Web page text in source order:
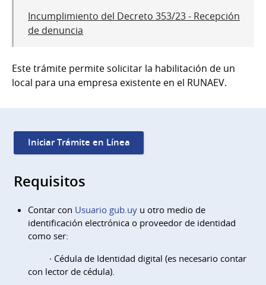
Incumplimiento del Decreto 353/23 - Recepción
de denuncia
Este trámite permite solicitar la habilitación de un
local para una empresa existente en el RUNAEV.
Iniciar Trámite en Línea
Requisitos
Contar con Usuario gub.uyu otro medio de
identificación electrónica o proveedor de identidad
como ser:
· Cédula de Identidad digital (es necesario contar
con lector de cédula).